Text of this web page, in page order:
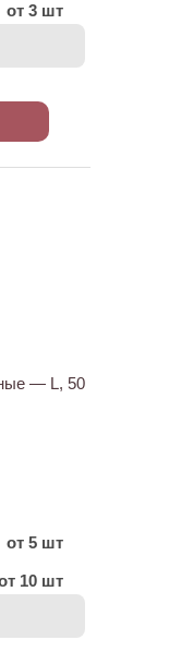
от 3 шт
— L, 50
от 5 шт
10 шт